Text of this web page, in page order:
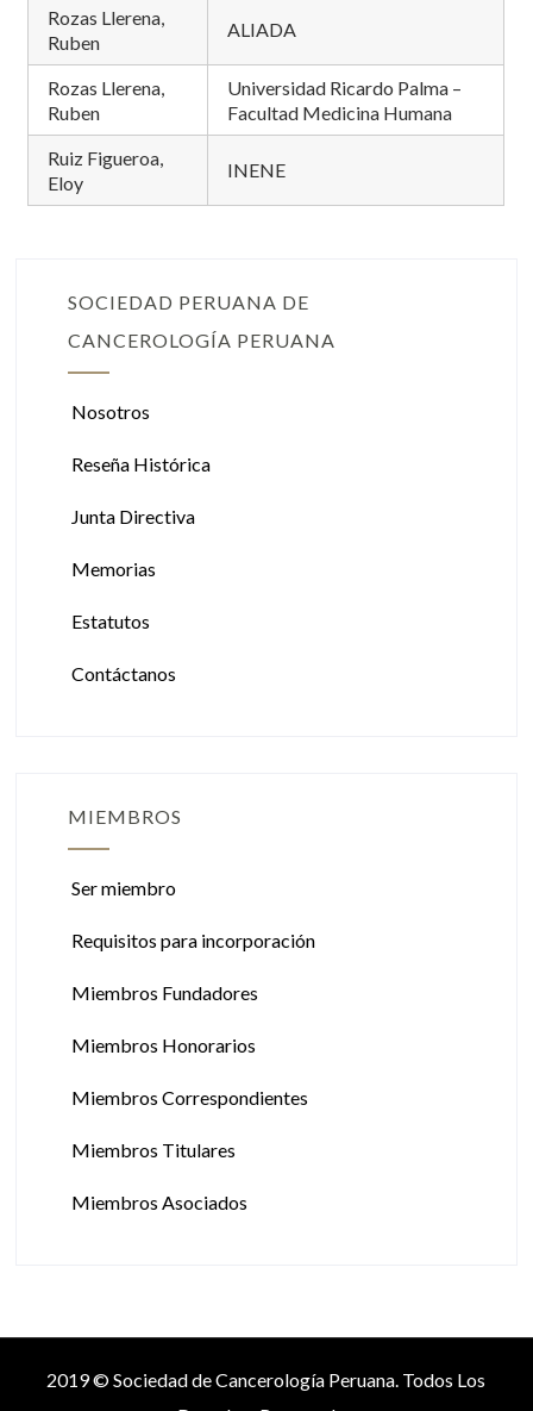
Rozas Llerena,
Ruben
ALIADA
Rozas Llerena,
Ruben
Universidad Ricardo Palma –
Facultad Medicina Humana
Ruiz Figueroa,
Eloy
INENE
SOCIEDAD PERUANA DE
CANCEROLOGÍA PERUANA
Nosotros
Reseña Histórica
Junta Directiva
Memorias
Estatutos
Contáctanos
MIEMBROS
Ser miembro
Requisitos para incorporación
Miembros Fundadores
Miembros Honorarios
Miembros Correspondientes
Miembros Titulares
Miembros Asociados
2019 © Sociedad de Cancerología Peruana. Todos Los